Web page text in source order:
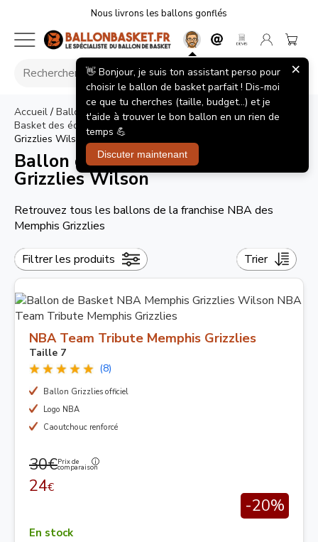
Nous livrons les ballons gonflés
Accueil/ Ballons de basket/ Ballon de Basket NBA/ Ballons de
Basket des équipes NBA
Grizzlies Wilson
Ballon de Basket NBA Memphis
Grizzlies Wilson
Retrouvez tous les ballons de la franchise NBA des
Memphis Grizzlies
Filtrer les produits Trier
NBA Team Tribute Memphis Grizzlies
Taille 7
(8)
Ballon Grizzlies officiel
Logo NBA
Caoutchouc renforcé
30€Prix de
comparaison
24€
-20%
En stock
👋 Bonjour, je suis ton assistant perso pour
choisir le ballon de basket parfait ! Dis-moi
ce que tu cherches (taille, budget...) et je
t'aide à trouver le bon ballon en un rien de
temps 💪
Discuter maintenant
×